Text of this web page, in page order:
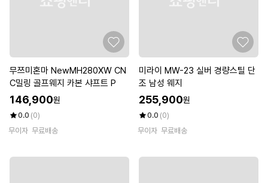
무쯔미혼마 NewMH280XW CN
C밀링 골프웨지 카본 샤프트 P
146,900원
0.0 (0)
무이자 무료배송
미라이 MW-23 실버 경량스틸 단
조 남성 웨지
255,900원
0.0 (0)
무이자 무료배송